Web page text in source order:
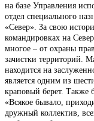
на базе Управления
отдел специального
«Север». За свою
командировках на
многое – от охраны
зачистки территорий.
находится на
является одним из
краповый берет. Также
«Всякое бывало,
дружный коллектив,